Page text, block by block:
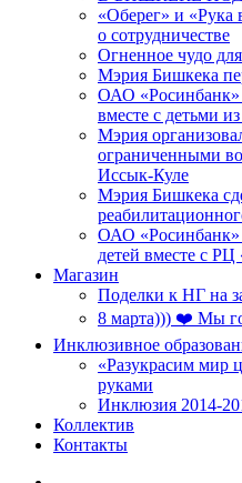
«Оберег» и «Рука
о сотрудничестве
Огненное чудо
Мэрия Бишкека
ОАО «Росинбанк»
вместе с детьми
Мэрия
ограниченными
Иссык-Куле
Мэрия Бишкека
ОАО «Росинбанк»
детей вместе с
Магазин
Поделки к НГ на
8 марта))) ❤️ Мы
Инклюзивное
«Разукрасим мир
руками
Инклюзия 2014-
Коллектив
Контакты